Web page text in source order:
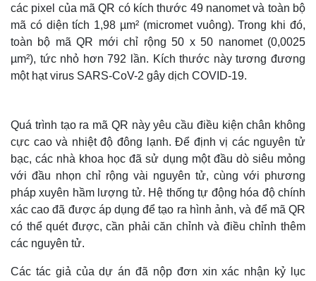
các pixel của mã QR có kích thước 49 nanomet và toàn bộ
mã có diện tích 1,98 µm² (micromet vuông). Trong khi đó,
toàn bộ mã QR mới chỉ rộng 50 x 50 nanomet (0,0025
µm²), tức nhỏ hơn 792 lần. Kích thước này tương đương
một hạt virus SARS-CoV-2 gây dịch COVID-19.
Quá trình tạo ra mã QR này yêu cầu điều kiện chân không
cực cao và nhiệt độ đông lạnh. Để định vị các nguyên tử
bạc, các nhà khoa học đã sử dụng một đầu dò siêu mỏng
với đầu nhọn chỉ rộng vài nguyên tử, cùng với phương
pháp xuyên hầm lượng tử. Hệ thống tự động hóa độ chính
xác cao đã được áp dụng để tạo ra hình ảnh, và để mã QR
có thể quét được, cần phải căn chỉnh và điều chỉnh thêm
các nguyên tử.
Các tác giả của dự án đã nộp đơn xin xác nhận kỷ lục